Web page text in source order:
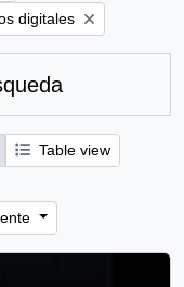
digitales
Table view